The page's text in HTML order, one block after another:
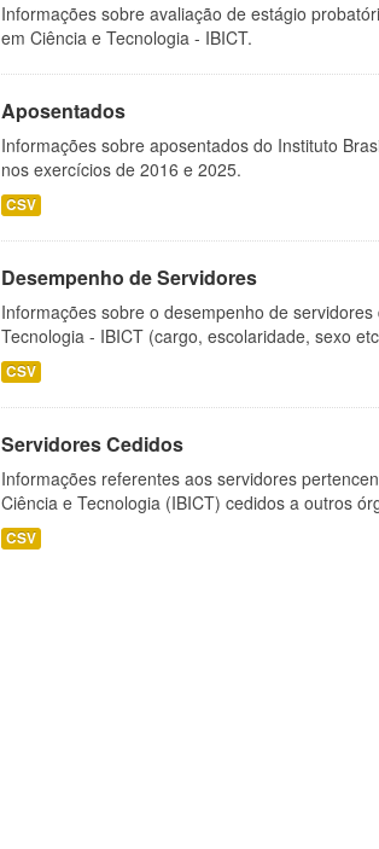
Informações sobre avaliação de estágio
em Ciência e Tecnologia - IBICT.
Aposentados
Informações sobre aposentados do Instituto
nos exercícios de 2016 e 2025.
CSV
Desempenho de Servidores
Informações sobre o desempenho de
Tecnologia - IBICT (cargo, escolaridade, sexo
CSV
Servidores Cedidos
Informações referentes aos servidores
Ciência e Tecnologia (IBICT) cedidos a outros
CSV